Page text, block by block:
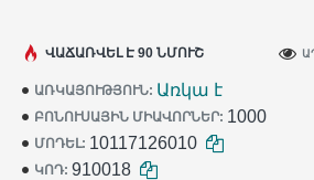
հազարավոր
աշխատանքում:
ԱՌԿԱՅՈՒԹՅՈՒՆ: Առկա է
ԲՈՆՈՒՍԱՅԻՆ ՄԻԱՎՈՐՆԵՐ: 1000
ՄՈԴԵԼ: 10117126010
ԿՈԴ: 910018
ՎԱՃԱՌՎԵԼ Է 90 ՆՄՈՒՇ